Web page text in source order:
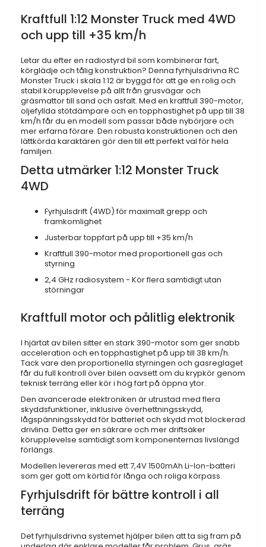
Kraftfull 1:12 Monster Truck med 4WD
och upp till +35 km/h
Letar du efter en radiostyrd bil som kombinerar fart,
körglädje och tålig konstruktion? Denna fyrhjulsdrivna RC
Monster Truck i skala 1:12 är byggd för att ge en rolig och
stabil körupplevelse på allt från grusvägar och
gräsmattor till sand och asfalt. Med en kraftfull 390-motor,
oljefyllda stötdämpare och en topphastighet på upp till 38
km/h får du en modell som passar både nybörjare och
mer erfarna förare. Den robusta konstruktionen och den
lättkörda karaktären gör den till ett perfekt val för hela
familjen.
Detta utmärker 1:12 Monster Truck
4WD
Fyrhjulsdrift (4WD) för maximalt grepp och
framkomlighet
Justerbar toppfart på upp till +35 km/h
Kraftfull 390-motor med proportionell gas och
styrning
2,4 GHz radiosystem - Kör flera samtidigt utan
störningar
Kraftfull motor och pålitlig elektronik
I hjärtat av bilen sitter en stark 390-motor som ger snabb
acceleration och en topphastighet på upp till 38 km/h.
Tack vare den proportionella styrningen och gasreglaget
får du full kontroll över bilen oavsett om du krypkör genom
teknisk terräng eller kör i hög fart på öppna ytor.
Den avancerade elektroniken är utrustad med flera
skyddsfunktioner, inklusive överhettningsskydd,
lågspänningsskydd för batteriet och skydd mot blockerad
drivlina. Detta ger en säkrare och mer driftsäker
körupplevelse samtidigt som komponenternas livslängd
förlängs.
Modellen levereras med ett 7,4V 1500mAh Li-Ion-batteri
som ger gott om körtid för långa och roliga körpass.
Fyrhjulsdrift för bättre kontroll i all
terräng
Det fyrhjulsdrivna systemet hjälper bilen att ta sig fram på